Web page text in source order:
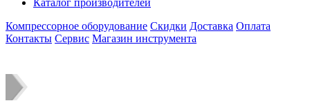
Компрессорное оборудование Скидки Доставка Оплата
Контакты Сервис Магазин инструмента